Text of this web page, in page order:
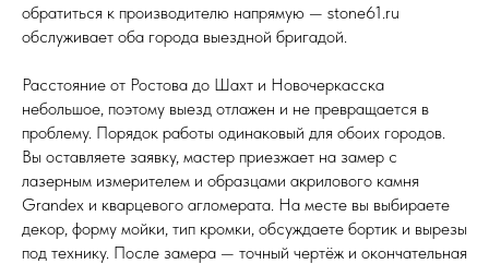
Разделочные доски
Аксессуары из камня
обратиться к производителю напрямую — stone61.ru
обслуживает оба города выездной бригадой.
Расстояние от Ростова до Шахт и Новочеркасска
небольшое, поэтому выезд отлажен и не превращается в
проблему. Порядок работы одинаковый для обоих городов.
Вы оставляете заявку, мастер приезжает на замер с
лазерным измерителем и образцами акрилового камня
Grandex и кварцевого агломерата. На месте вы выбираете
декор, форму мойки, тип кромки, обсуждаете бортик и вырезы
под технику. После замера — точный чертёж и окончательная